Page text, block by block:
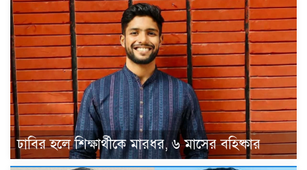
ঢাবির হলে শিক্ষার্থীকে মারধর, ৬ মাসের বহিষ্কার